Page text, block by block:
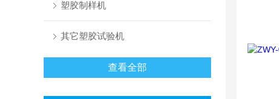
塑胶制样机
其它塑胶试验机
查看全部